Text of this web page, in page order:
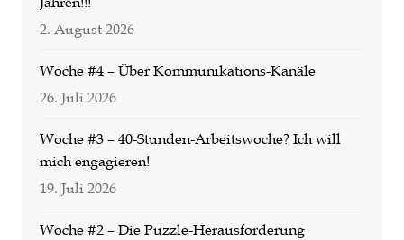
2. August 2026
Woche #4 – Über Kommunikations-Kanäle
26. Juli 2026
Woche #3 – 40-Stunden-Arbeitswoche? Ich will
mich engagieren!
19. Juli 2026
Woche #2 – Die Puzzle-Herausforderung